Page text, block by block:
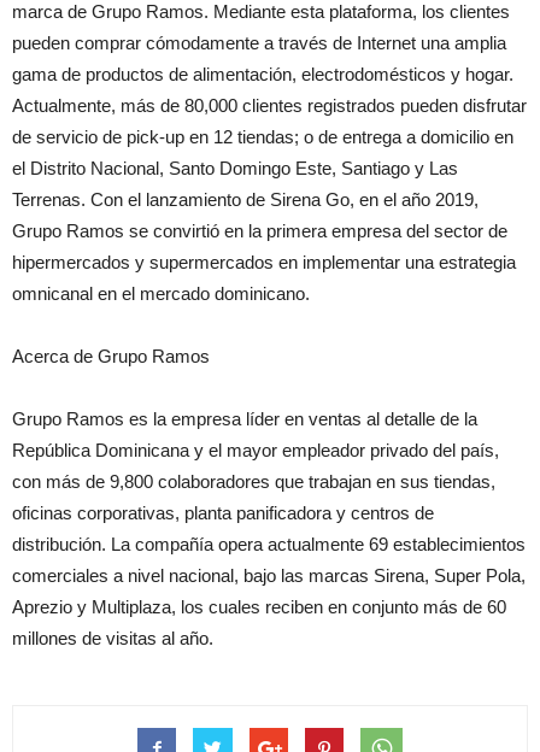
marca de Grupo Ramos. Mediante esta plataforma, los clientes
pueden comprar cómodamente a través de Internet una amplia
gama de productos de alimentación, electrodomésticos y hogar.
Actualmente, más de 80,000 clientes registrados pueden disfrutar
de servicio de pick-up en 12 tiendas; o de entrega a domicilio en
el Distrito Nacional, Santo Domingo Este, Santiago y Las
Terrenas. Con el lanzamiento de Sirena Go, en el año 2019,
Grupo Ramos se convirtió en la primera empresa del sector de
hipermercados y supermercados en implementar una estrategia
omnicanal en el mercado dominicano.
Acerca de Grupo Ramos
Grupo Ramos es la empresa líder en ventas al detalle de la
República Dominicana y el mayor empleador privado del país,
con más de 9,800 colaboradores que trabajan en sus tiendas,
oficinas corporativas, planta panificadora y centros de
distribución. La compañía opera actualmente 69 establecimientos
comerciales a nivel nacional, bajo las marcas Sirena, Super Pola,
Aprezio y Multiplaza, los cuales reciben en conjunto más de 60
millones de visitas al año.